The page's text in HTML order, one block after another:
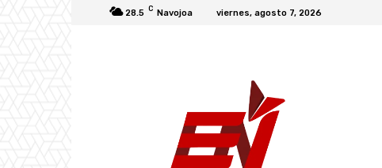
28.5 C Navojoa viernes, agosto 7, 2026